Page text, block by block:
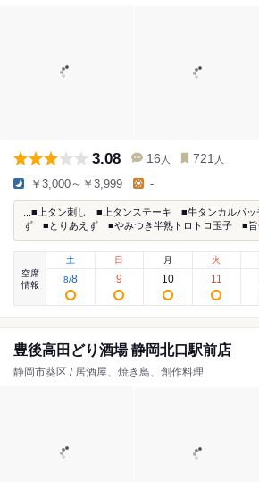
3.08 16 人 721 人
￥3,000～￥3,999 -
...■上タン刺し ■上タンステーキ ■牛タンカルパ
ず ■とりあえず ■やみつき半熟トロトロ玉子 ■旨
空席
情報
土
8/8
日
9
月
10
火
11
豊後高田どり酒場 静岡北口駅前店
静岡市葵区 / 居酒屋、焼き鳥、創作料理